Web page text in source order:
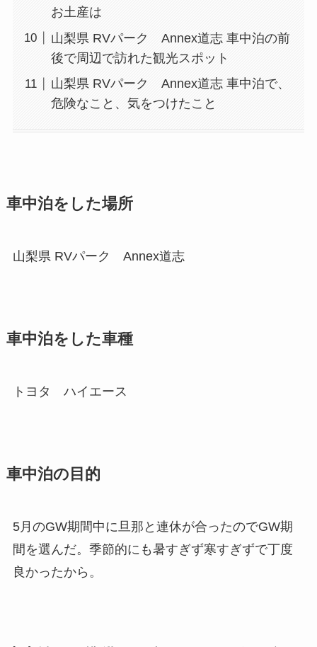
お土産は
山梨県 RVパーク Annex道志 車中泊の前
後で周辺で訪れた観光スポット
山梨県 RVパーク Annex道志 車中泊で、
危険なこと、気をつけたこと
車中泊をした場所
山梨県 RVパーク Annex道志
車中泊をした車種
トヨタ ハイエース
車中泊の目的
5月のGW期間中に旦那と連休が合ったのでGW期
間を選んだ。季節的にも暑すぎず寒すぎずで丁度
良かったから。